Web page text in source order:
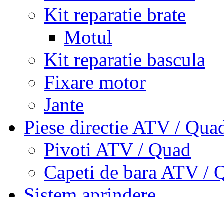
Kit reparatie brate
Motul
Kit reparatie bascula
Fixare motor
Jante
Piese directie ATV /
Pivoti ATV / Quad
Capeti de bara ATV /